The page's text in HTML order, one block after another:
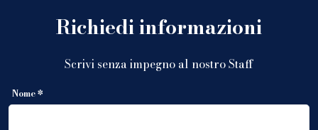
Richiedi informazioni
Scrivi senza impegno al nostro Staff
Nome *